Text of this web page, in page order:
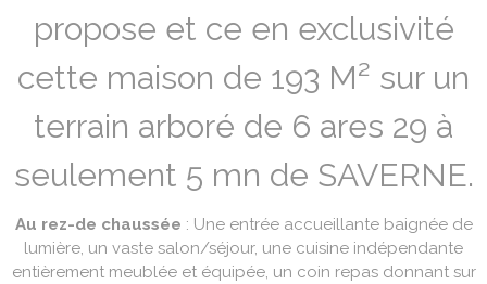
propose et ce en exclusivité
cette maison de 193 M² sur un
terrain arboré de 6 ares 29 à
seulement 5 mn de SAVERNE.
Au rez-de chaussée : Une entrée accueillante baignée de
lumière, un vaste salon/séjour, une cuisine indépendante
entièrement meublée et équipée, un coin repas donnant sur